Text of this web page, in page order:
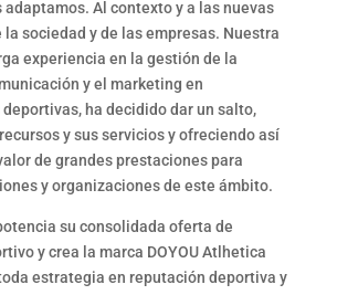
adaptamos. Al contexto y a las nuevas
la sociedad y de las empresas. Nuestra
experiencia en la gestión de la
y el marketing en
ha decidido dar un salto,
y sus servicios y ofreciendo así
de grandes prestaciones para
y organizaciones de este ámbito.
su consolidada oferta de
y crea la marca DOYOU Atlhetica
estrategia en reputación deportiva y